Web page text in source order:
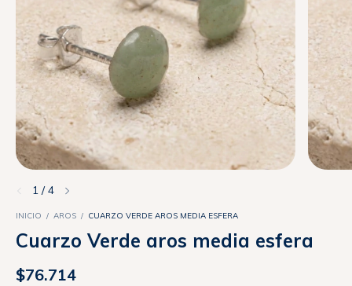
1 /4
INICIO / AROS / CUARZO VERDE AROS MEDIA ESFERA
Cuarzo Verde aros media esfera
$76.714